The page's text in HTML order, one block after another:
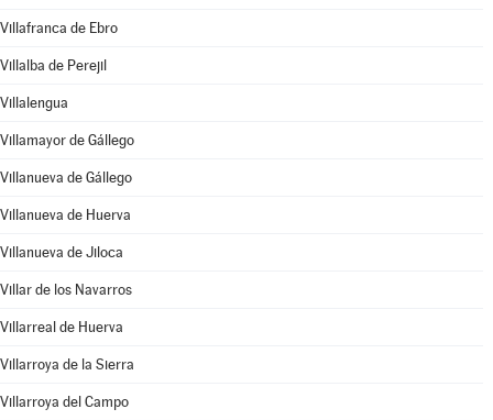
Villafranca de Ebro
Villalba de Perejil
Villalengua
Villamayor de Gállego
Villanueva de Gállego
Villanueva de Huerva
Villanueva de Jiloca
Villar de los Navarros
Villarreal de Huerva
Villarroya de la Sierra
Villarroya del Campo